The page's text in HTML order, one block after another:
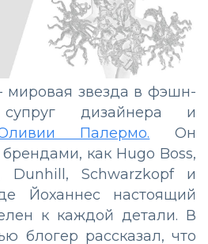
мировая звезда в фэшн-
дизайнера и
Палермо. Он
как Hugo Boss,
Dunhill, Schwarzkopf и
Йоханнес настоящий
к каждой детали. В
блогер рассказал, что